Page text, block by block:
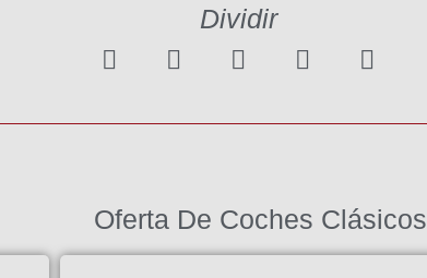
Dividir
Oferta De Coches Clásicos